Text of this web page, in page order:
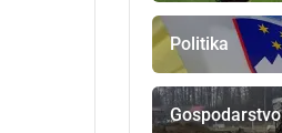
Politika
Gospodarstvo